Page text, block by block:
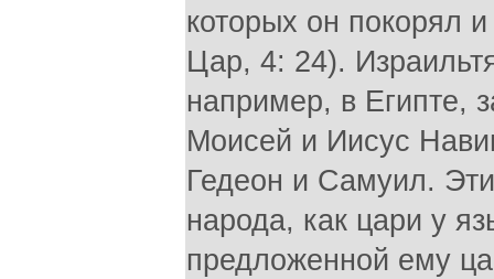
которых он покорял
Цар, 4: 24).
например, в Египте,
Моисей и Иисус
Гедеон и Самуил.
народа, как цари у
предложенной ему